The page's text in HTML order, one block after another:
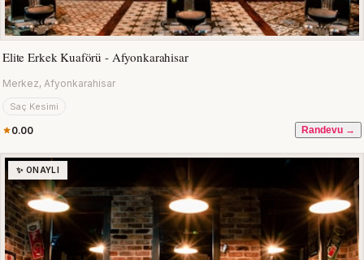
Elite Erkek Kuaförü - Afyonkarahisar
Merkez, Afyonkarahisar
Saç Kesimi
0.00 Randevu →
✨ ONAYLI